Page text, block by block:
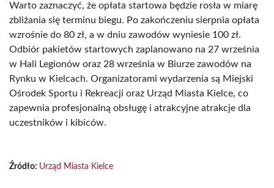
Warto zaznaczyć, że opłata startowa będzie rosła w miarę
zbliżania się terminu biegu. Po zakończeniu sierpnia opłata
wzrośnie do 80 zł, a w dniu zawodów wyniesie 100 zł.
Odbiór pakietów startowych zaplanowano na 27 września
w Hali Legionów oraz 28 września w Biurze zawodów na
Rynku w Kielcach. Organizatorami wydarzenia są Miejski
Ośrodek Sportu i Rekreacji oraz Urząd Miasta Kielce, co
zapewnia profesjonalną obsługę i atrakcyjne atrakcje dla
uczestników i kibiców.
Źródło: Urząd Miasta Kielce